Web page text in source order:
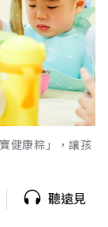
健康粽」，讓孩
聽遠見